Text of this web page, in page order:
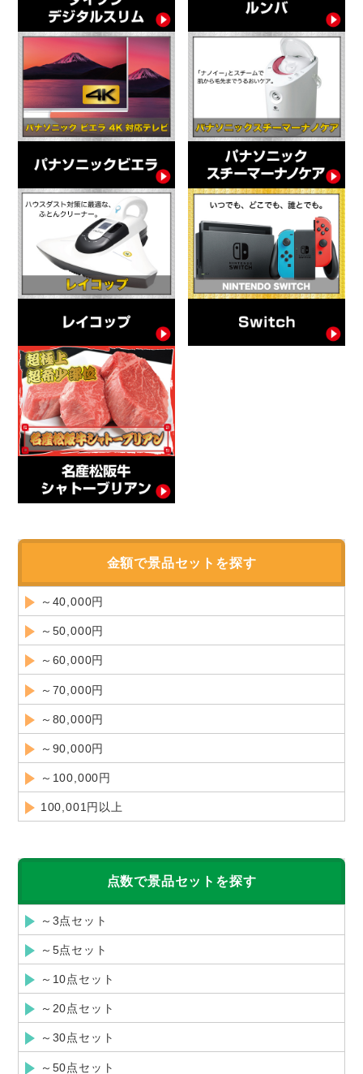
金額で景品セットを探す
～40,000円
～50,000円
～60,000円
～70,000円
～80,000円
～90,000円
～100,000円
100,001円以上
点数で景品セットを探す
～3点セット
～5点セット
～10点セット
～20点セット
～30点セット
～50点セット